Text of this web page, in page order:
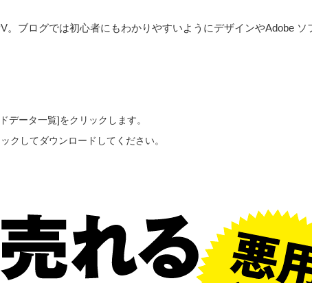
ブログでは初心者にもわかりやすいようにデザインやAdobe ソ
データ一覧]をクリックします。
クしてダウンロードしてください。